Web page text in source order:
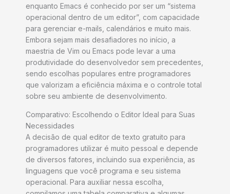
enquanto Emacs é conhecido por ser um “sistema
operacional dentro de um editor”, com capacidade
para gerenciar e-mails, calendários e muito mais.
Embora sejam mais desafiadores no início, a
maestria de Vim ou Emacs pode levar a uma
produtividade do desenvolvedor sem precedentes,
sendo escolhas populares entre programadores
que valorizam a eficiência máxima e o controle total
sobre seu ambiente de desenvolvimento.
Comparativo: Escolhendo o Editor Ideal para Suas
Necessidades
A decisão de qual editor de texto gratuito para
programadores utilizar é muito pessoal e depende
de diversos fatores, incluindo sua experiência, as
linguagens que você programa e seu sistema
operacional. Para auxiliar nessa escolha,